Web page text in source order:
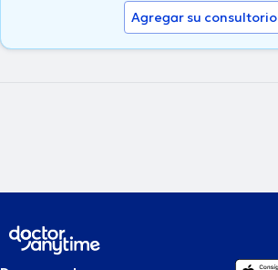
Agregar su consultorio